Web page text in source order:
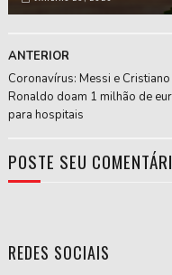
ANTERIOR
Coronavírus: Messi e Cristiano
Ronaldo doam 1 milhão de
para hospitais
POSTE SEU
REDES SOCIAIS